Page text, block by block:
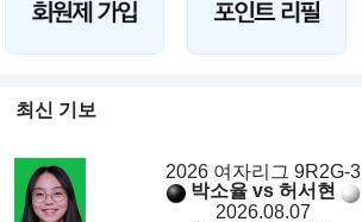
최신 기보
2026 여자리그 9R2G-3
박소율 vs 허서현
2026.08.07